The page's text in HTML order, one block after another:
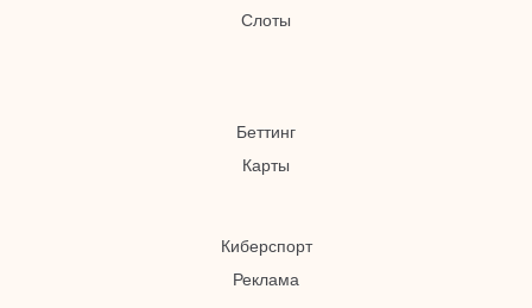
Слоты
Беттинг
Карты
Киберспорт
Реклама